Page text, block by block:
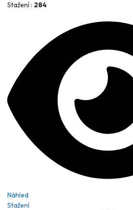
Stažení : 284
Náhled
Stažení